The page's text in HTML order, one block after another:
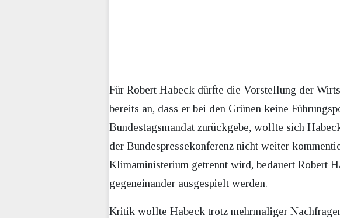
Für Robert Habeck dürfte die Vorstellung der
bereits an, dass er bei den Grünen keine
Bundestagsmandat zurückgebe, wollte sich
der Bundespressekonferenz nicht weiter
Klimaministerium getrennt wird, bedauert Robert
gegeneinander ausgespielt werden.
Kritik wollte Habeck trotz mehrmaliger